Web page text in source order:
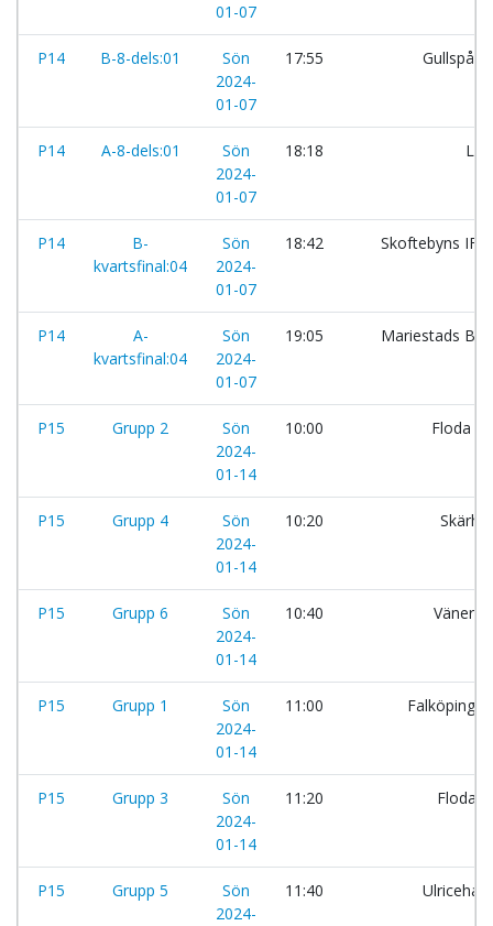
01-07
P14 B-8-dels:01
Sön
2024-
01-07
17:55
P14 A-8-dels:01
Sön
2024-
01-07
18:18
P14
B-
kvartsfinal:04
Sön
2024-
01-07
18:42 Skoftebyns
P14
A-
kvartsfinal:04
Sön
2024-
01-07
19:05 Mariestads
P15 Grupp 2
Sön
2024-
01-14
10:00 Floda
P15 Grupp 4
Sön
2024-
01-14
10:20
P15 Grupp 6
Sön
2024-
01-14
10:40
P15 Grupp 1
Sön
2024-
01-14
11:00 Falköpings
P15 Grupp 3
Sön
2024-
01-14
11:20 Floda
P15 Grupp 5
Sön
2024-
11:40